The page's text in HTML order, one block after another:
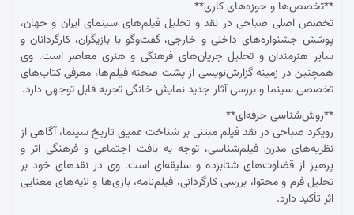
**تخصص‌ها و حوزه‌های کاری**
تخصص اصلی صباحی در نقد و تحلیل فیلم‌های سینمای ایران و جهان،
پوشش جشنواره‌های داخلی و خارجی، گفت‌وگو با بازیگران، کارگردانان و
سایر هنرمندان و تحلیل جریان‌های فرهنگی و هنری معاصر است. وی
همچنین در زمینه گزارش‌نویسی از پشت صحنه فیلم‌ها، معرفی کتاب‌های
تخصصی سینما و بررسی آثار جدید نمایش خانگی تجربه قابل توجهی دارد.
**روش‌شناسی حرفه‌ای**
رویکرد صباحی در نقد فیلم مبتنی بر شناخت عمیق تاریخ سینما، آگاهی از
نظریه‌های مدرن فیلم‌شناسی، توجه به بافت اجتماعی و فرهنگی اثر و
پرهیز از قضاوت‌های شتابزده و سلیقه‌ای است. وی در نقدهای خود بر
تحلیل فرم و محتوا، بررسی کارگردانی، فیلم‌نامه، بازی‌ها و لایه‌های معنایی
اثر تأکید دارد.